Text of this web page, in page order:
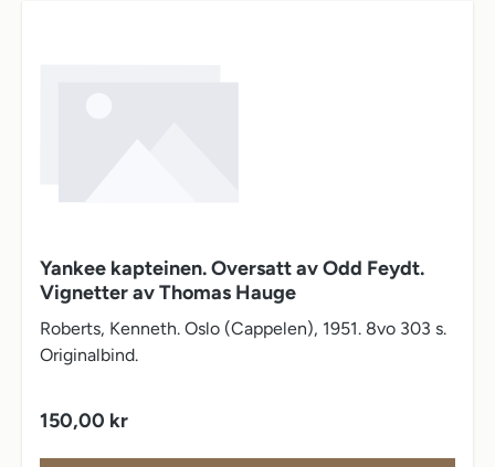
Yankee kapteinen. Oversatt av Odd Feydt.
Vignetter av Thomas Hauge
Roberts, Kenneth. Oslo (Cappelen), 1951. 8vo 303 s.
Originalbind.
Vanlig pris:
150,00 kr